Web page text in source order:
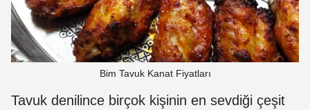
Bim Tavuk Kanat Fiyatları
Tavuk denilince birçok kişinin en sevdiği çeşit